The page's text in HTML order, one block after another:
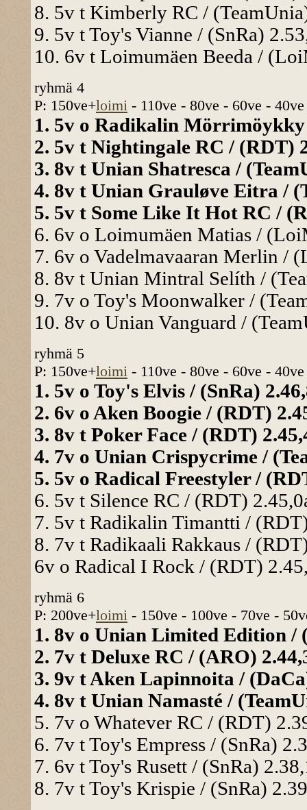
8. 5v t Kimberly RC /
9. 5v t Toy's Vianne / (SnRa)
10. 6v t Loimumäen Beeda /
ryhmä 4
P: 150ve+loimi - 110ve - 80ve - 60ve -
1. 5v o Radikalin
2. 5v t Nightingale RC / (RDT)
3. 8v t Unian Shatresca /
4. 8v t Unian Grauløve Eitra /
5. 5v t Some Like It Hot RC /
6. 6v o Loimumäen Matias /
7. 6v o Vadelmavaaran Merlin /
8. 8v t Unian Mintral Selíth /
9. 7v o Toy's Moonwalker /
10. 8v o Unian Vanguard /
ryhmä 5
P: 150ve+loimi - 110ve - 80ve - 60ve -
1. 5v o Toy's Elvis / (SnRa)
2. 6v o Aken Boogie / (RDT)
3. 8v t Poker Face / (RDT)
4. 7v o Unian Crispycrime /
5. 5v o Radical Freestyler /
6. 5v t Silence RC / (RDT)
7. 5v t Radikalin Timantti /
8. 7v t Radikaali Rakkaus /
6v o Radical I Rock / (RDT)
ryhmä 6
P: 200ve+loimi - 150ve - 100ve - 70ve -
1. 8v o Unian Limited Edition /
2. 7v t Deluxe RC / (ARO)
3. 9v t Aken Lapinnoita /
4. 8v t Unian Namasté /
5. 7v o Whatever RC / (RDT)
6. 7v t Toy's Empress / (SnRa)
7. 6v t Toy's Rusett / (SnRa)
8. 7v t Toy's Krispie / (SnRa)